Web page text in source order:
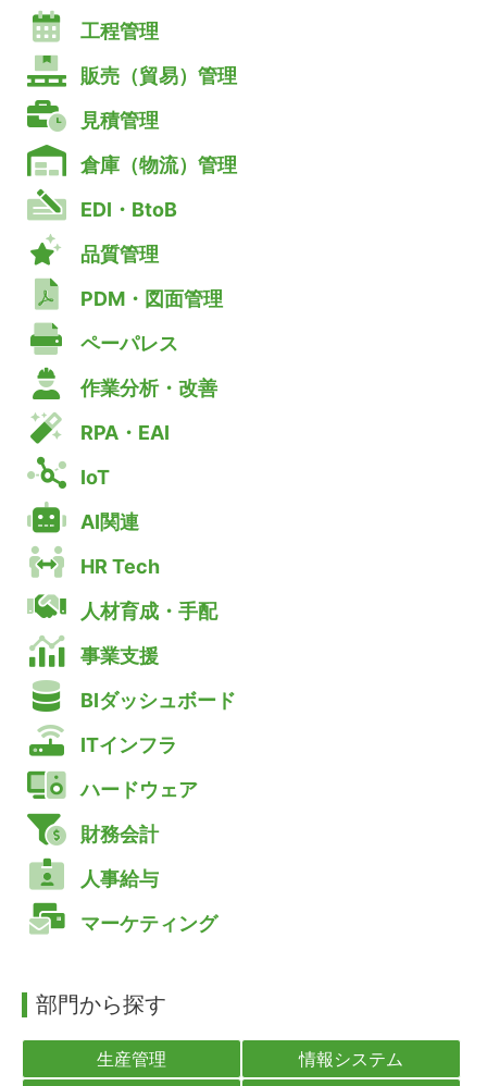
工程管理
販売（貿易）管理
見積管理
倉庫（物流）管理
EDI・BtoB
品質管理
PDM・図面管理
ペーパレス
作業分析・改善
RPA・EAI
IoT
AI関連
HR Tech
人材育成・手配
事業支援
BIダッシュボード
ITインフラ
ハードウェア
財務会計
人事給与
マーケティング
部門から探す
生産管理
情報システム